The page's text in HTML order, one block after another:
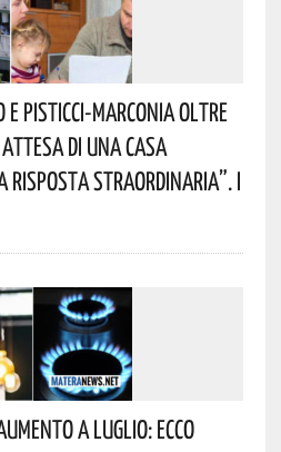
Pisticci-Marconia Oltre
Di Una Casa
Risposta Straordinaria”. I
A Luglio: Ecco